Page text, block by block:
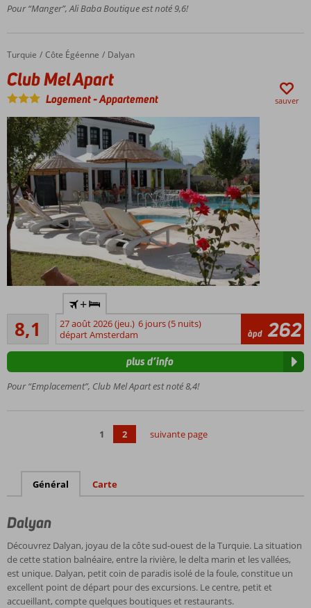
Turquie
piscine
Wifi
Pour “Manger”, Ali Baba Boutique est noté 9,6!
Accueil
Turquie Côte Égéenne Dalyan
Club Mel Apart
Club Mel Apart
Logement-Appartement sauver
imprenable
sur les
montagnes
À
750 m du
centre de
Dalyan
déjeuner
également
8,1
Très bon
54
commentaires
+
27 août 2026 (jeu.) 6 jours (5 nuits)
départ Amsterdam
àpd 262
Pour “Emplacement”, Club Mel Apart est noté 8,4!
plus d’info
1 2 suivante page
Général Carte
Dalyan
Découvrez Dalyan, joyau de la côte sud-ouest de la Turquie. La situation
de cette station balnéaire, entre la rivière, le delta marin et les vallées,
est unique. Dalyan, petit coin de paradis isolé de la foule, constitue un
excellent point de départ pour des excursions. Le centre, petit et
accueillant, compte quelques boutiques et restaurants.